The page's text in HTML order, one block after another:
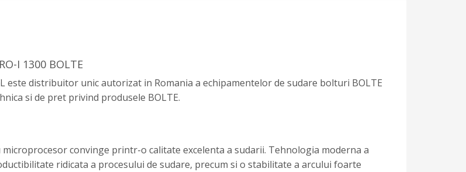
I 1300 BOLTE
este distribuitor unic autorizat in Romania a echipamentelor de sudare bolturi BOLTE
si de pret privind produsele BOLTE.
convinge printr-o calitate excelenta a sudarii. Tehnologia moderna a
ridicata a procesului de sudare, precum si o stabilitate a arcului foarte